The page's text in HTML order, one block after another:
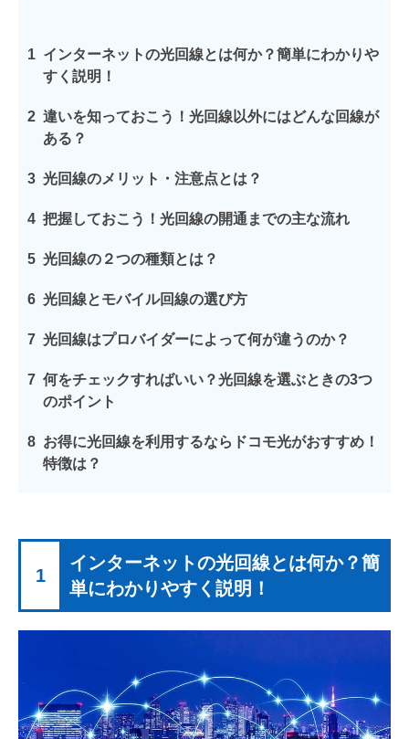
1 インターネットの光回線とは何か？簡単にわかりや
すく説明！
2 違いを知っておこう！光回線以外にはどんな回線が
ある？
3 光回線のメリット・注意点とは？
4 把握しておこう！光回線の開通までの主な流れ
5 光回線の２つの種類とは？
6 光回線とモバイル回線の選び方
7 光回線はプロバイダーによって何が違うのか？
7 何をチェックすればいい？光回線を選ぶときの3つ
のポイント
8 お得に光回線を利用するならドコモ光がおすすめ！
特徴は？
1
インターネットの光回線とは何か？簡
単にわかりやすく説明！